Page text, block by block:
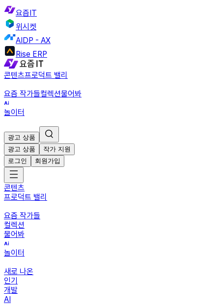
요즘IT
위시켓
AIDP - AX
Rise ERP
콘텐츠프로덕트 밸리
요즘 작가들컬렉션물어봐
놀이터
광고 상품
광고 상품
작가 지원
로그인
회원가입
콘텐츠
프로덕트 밸리
요즘 작가들
컬렉션
물어봐
놀이터
새로 나온
인기
개발
AI